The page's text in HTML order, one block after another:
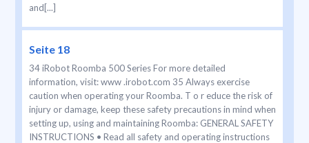
and[...]
Seite 18
34 iRobot Roomba 500 Series For more detailed
information, visit: www .irobot.com 35 Always exercise
caution when operating your Roomba. T o r educe the risk of
injury or damage, keep these safety precautions in mind when
setting up, using and maintaining Roomba: GENERAL SAFETY
INSTRUCTIONS • Read all safety and operating instructions